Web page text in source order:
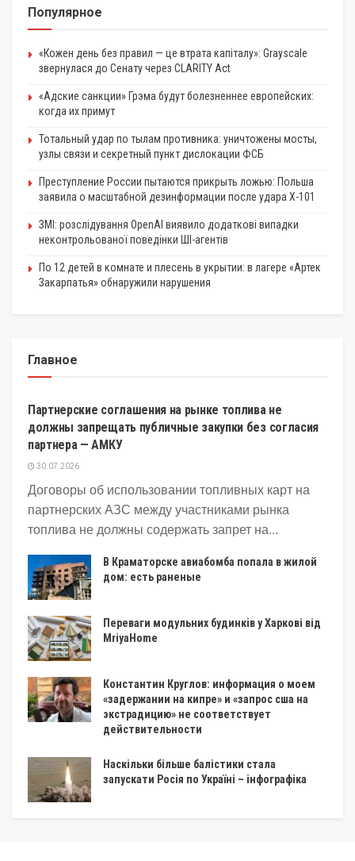
Популярное
«Кожен день без правил — це втрата капіталу»: Grayscale
звернулася до Сенату через CLARITY Act
«Адские санкции» Грэма будут болезненнее европейских:
когда их примут
Тотальный удар по тылам противника: уничтожены мосты,
узлы связи и секретный пункт дислокации ФСБ
Преступление России пытаются прикрыть ложью: Польша
заявила о масштабной дезинформации после удара Х-101
ЗМІ: розслідування OpenAI виявило додаткові випадки
неконтрольованої поведінки ШІ-агентів
По 12 детей в комнате и плесень в укрытии: в лагере «Артек
Закарпатья» обнаружили нарушения
Главное
ЭКОНОМИКА
Партнерские соглашения на рынке топлива не
должны запрещать публичные закупки без согласия
партнера — АМКУ
30.07.2026
Договоры об использовании топливных карт на
партнерских АЗС между участниками рынка
топлива не должны содержать запрет на...
В Краматорске авиабомба попала в жилой
дом: есть раненые
Переваги модульних будинків у Харкові від
MriyaHome
Константин Круглов: информация о моем
«задержании на кипре» и «запрос сша на
экстрадицию» не соответствует
действительности
Наскільки більше балістики стала
запускати Росія по Україні – інфографіка